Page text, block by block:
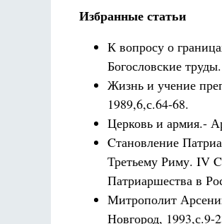
Избранные статьи
К вопросу о
Богословские
Жизнь и учение
1989,6,с.64-68.
Церковь и армия.-
Cтановление
Третьему Риму. IV
Патриаршества в
Митрополит
Новгород, 1993,с.9-